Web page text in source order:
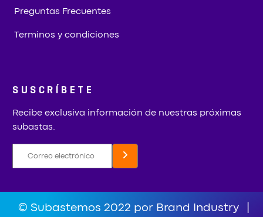
Preguntas Frecuentes
Terminos y condiciones
SUSCRÍBETE
Recibe exclusiva información de nuestras próximas
subastas.
© Subastemos 2022 por Brand Industry